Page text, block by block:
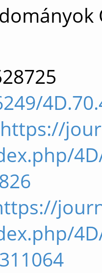
https://